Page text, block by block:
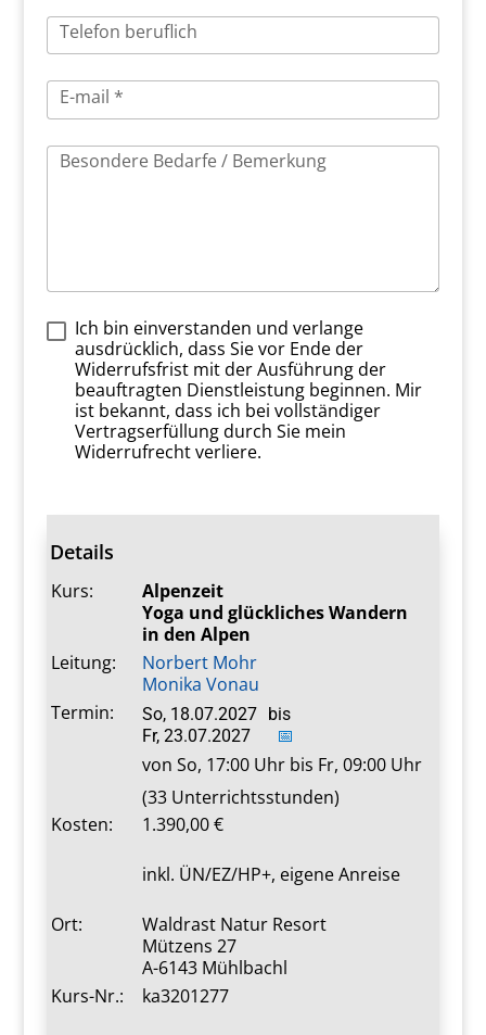
Telefon beruflich
E-mail *
Besondere Bedarfe / Bemerkung
Ich bin einverstanden und verlange
ausdrücklich, dass Sie vor Ende der
Widerrufsfrist mit der Ausführung der
beauftragten Dienstleistung beginnen. Mir
ist bekannt, dass ich bei vollständiger
Vertragserfüllung durch Sie mein
Widerrufrecht verliere.
Details
Kurs:
Alpenzeit
Yoga und glückliches Wandern
in den Alpen
Leitung:
Norbert Mohr
Monika Vonau
Termin:
So, 18.07.2027
bis
Fr, 23.07.2027
📅
von So, 17:00 Uhr bis Fr, 09:00 Uhr
(33 Unterrichtsstunden)
Kosten:
1.390,00
inkl. ÜN/EZ/HP+, eigene Anreise
Ort:
Waldrast Natur Resort
Mützens 27
A-6143 Mühlbachl
Kurs-Nr.:
ka3201277